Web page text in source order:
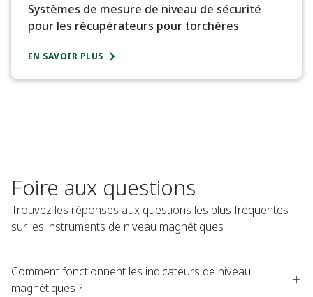
Systèmes de mesure de niveau de sécurité
pour les récupérateurs pour torchères
EN SAVOIR PLUS
Foire aux questions
Trouvez les réponses aux questions les plus fréquentes
sur les instruments de niveau magnétiques
Comment fonctionnent les indicateurs de niveau
magnétiques ?​ ​